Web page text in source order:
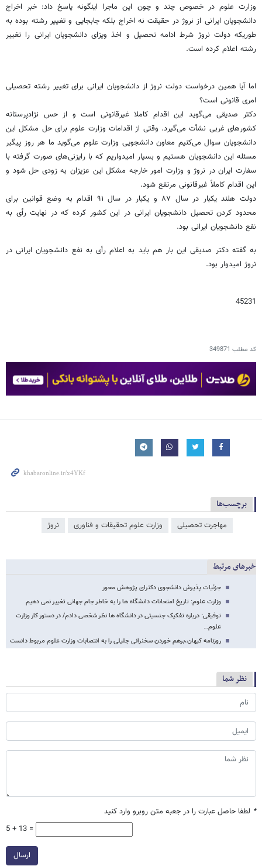
وزارت علوم در خصوص چند و چون این ماجرا اینگونه پاسخ داد: خبر اخراج
دانشجویان ایرانی از نروژ در حقیقت نه اخراج بلکه جابجایی و تغییر رشته بوده به
طوریکه دولت نروژ شرط ادامه تحصیل و اخذ ویزای دانشجویان ایرانی را تغییر
رشته اعلام کرده است.
اما آیا همین درخواست دولت نروژ از دانشجویان ایرانی برای تغییر رشته تحصیلی
امری قانونی است؟
دکتر صدیقی می‌گوید این اقدام کاملا غیرقانونی است و از حس نژادپرستانه
کشورهای غربی نشأت می‌گیرد. وقتی از اقدامات وزارت علوم برای حل مشکل این
دانشجویان سوال می‌کنیم معاون دانشجویی وزارت علوم می‌گوید ما هر روز پیگیر
مسئله این دانشجویان هستیم و بسیار امیدواریم که با رایزنی‌های صورت گرفته با
سفارت ایران در نروژ و وزارت امور خارجه مشکل این عزیزان به زودی حل شود و
این اقدام کاملاً غیرقانونی مرتفع شود.
دولت هلند یکبار در سال ۸۷ و یکبار در سال ۹۱ اقدام به وضع قوانین برای
محدود کردن تحصیل دانشجویان ایرانی در این کشور کرده که در ‌‌نهایت رأی به
نفع دانشجویان ایرانی بود.
به گفته دکتر صدیقی این بار هم باید به اعلام رأی به نفع دانشجویان ایرانی در
نروژ امیدوار بود.
45231
کد مطلب 349871
برچسب‌ها
مهاجرت تحصیلی وزارت علوم تحقیقات و فناوری نروژ
خبرهای مرتبط
جزئیات پذیرش دانشجوی دکترای پژوهش محور
وزارت علوم: تاریخ امتحانات دانشگاه ها را به خاطر جام جهانی تغییر نمی دهیم
توفیقی: درباره تفکیک جنسیتی در دانشگاه ها نظر شخصی دادم/ در دستور کار وزارت
علوم…
روزنامه کیهان،برهم خوردن سخنرانی جلیلی را به انتصابات وزارت علوم مربوط دانست
نظر شما
* لطفا حاصل عبارت را در جعبه متن روبرو وارد کنید
5 + 13 =
ارسال